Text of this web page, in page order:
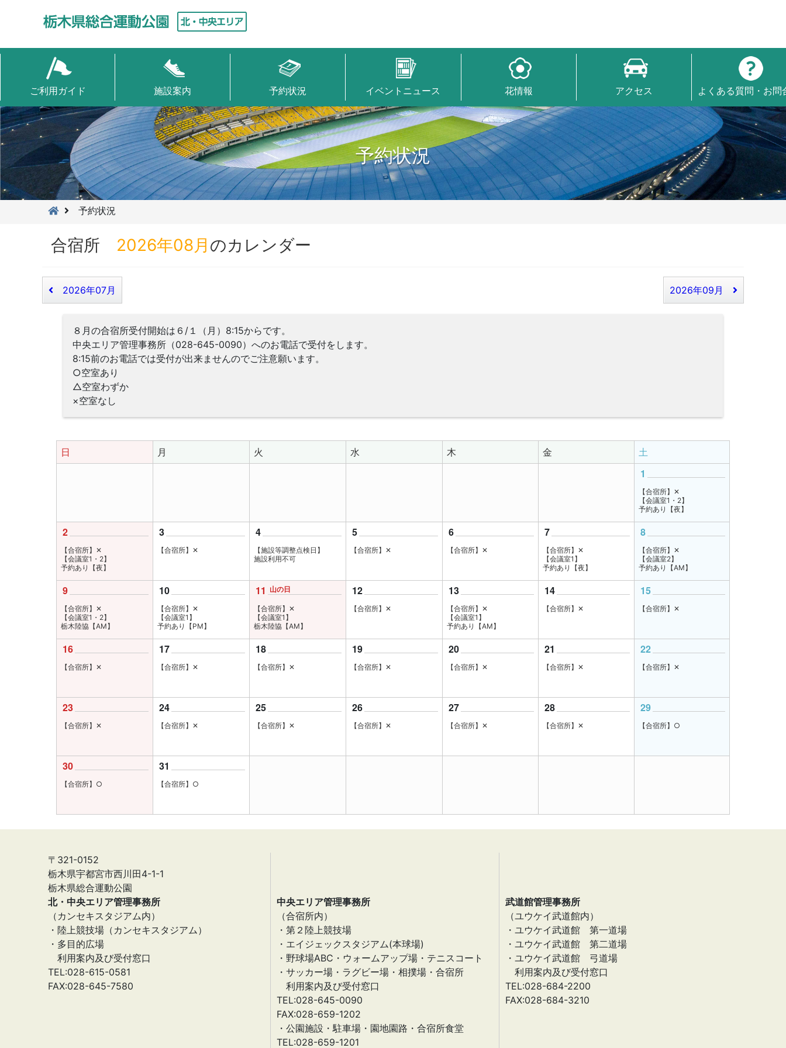
ご利用ガイド 施設案内 予約状況 イベントニュース 花情報 アクセス よくある質問・お問
予約状況
予約状況
合宿所 2026年08月 のカレンダー
2026年07月 2026年09月
８月の合宿所受付開始は６/１（月）8:15からです。
中央エリア管理事務所（028-645-0090）へのお電話で受付をします。
8:15前のお電話では受付が出来ませんのでご注意願います。
○空室あり
△空室わずか
×空室なし
日 月 火 水 木 金 土
1
【合宿所】✕
【会議室1・2】
予約あり【夜】
2
【合宿所】✕
【会議室1・2】
予約あり【夜】
3
【合宿所】✕
4
【施設等調整点検日】
施設利用不可
5
【合宿所】✕
6
【合宿所】✕
7
【合宿所】✕
【会議室1】
予約あり【夜】
8
【合宿所】✕
【会議室2】
予約あり【AM】
9
【合宿所】✕
【会議室1・2】
栃木陸協【AM】
10
【合宿所】✕
【会議室1】
予約あり【PM】
11 山の日
【合宿所】✕
【会議室1】
栃木陸協【AM】
12
【合宿所】✕
13
【合宿所】✕
【会議室1】
予約あり【AM】
14
【合宿所】✕
15
【合宿所】✕
16
【合宿所】✕
17
【合宿所】✕
18
【合宿所】✕
19
【合宿所】✕
20
【合宿所】✕
21
【合宿所】✕
22
【合宿所】✕
23
【合宿所】✕
24
【合宿所】✕
25
【合宿所】✕
26
【合宿所】✕
27
【合宿所】✕
28
【合宿所】✕
29
【合宿所】○
30
【合宿所】○
31
【合宿所】○
〒321-0152
栃木県宇都宮市西川田4-1-1
栃木県総合運動公園
北・中央エリア管理事務所
（カンセキスタジアム内）
・陸上競技場（カンセキスタジアム）
・多目的広場
利用案内及び受付窓口
TEL:028-615-0581
FAX:028-645-7580
中央エリア管理事務所
（合宿所内）
・第２陸上競技場
・エイジェックスタジアム(本球場)
・野球場ABC・ウォームアップ場・テニスコート
・サッカー場・ラグビー場・相撲場・合宿所
利用案内及び受付窓口
TEL:028-645-0090
FAX:028-659-1202
・公園施設・駐車場・園地園路・合宿所食堂
TEL:028-659-1201
武道館管理事務所
（ユウケイ武道館内）
・ユウケイ武道館 第一道場
・ユウケイ武道館 第二道場
・ユウケイ武道館 弓道場
利用案内及び受付窓口
TEL:028-684-2200
FAX:028-684-3210